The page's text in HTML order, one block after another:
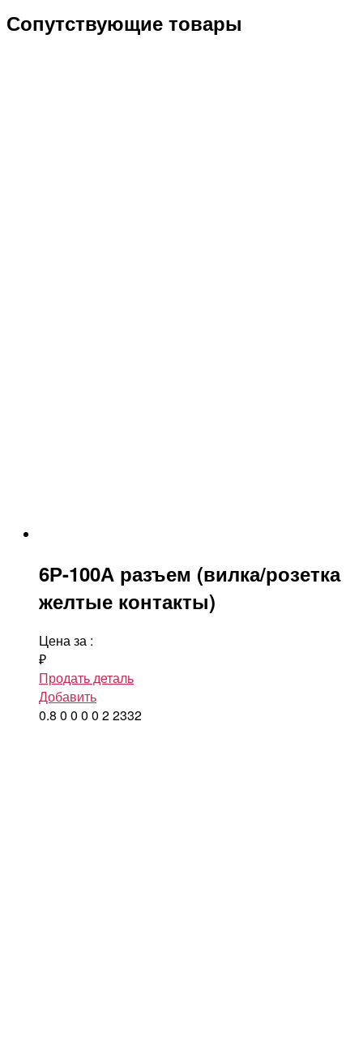
Сопутствующие товары
6Р-100А разъем (вилка/розетка
желтые контакты)
Цена за :
₽
Продать деталь
Добавить
0.8 0 0 0 0 22332